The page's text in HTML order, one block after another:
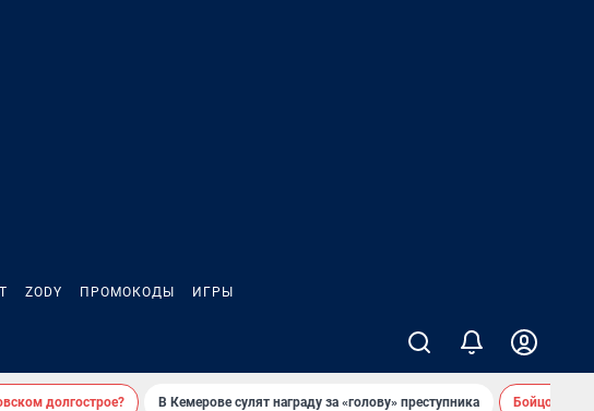
ZODY ПРОМОКОДЫ ИГРЫ
долгострое? В Кемерове сулят награду за «голову» преступника Бойцовский